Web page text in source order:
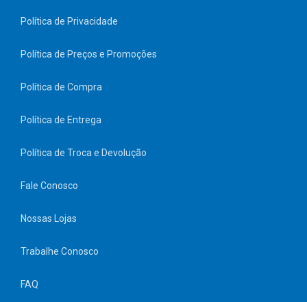
Política de Privacidade
Política de Preços e Promoções
Política de Compra
Política de Entrega
Política de Troca e Devolução
Fale Conosco
Nossas Lojas
Trabalhe Conosco
FAQ